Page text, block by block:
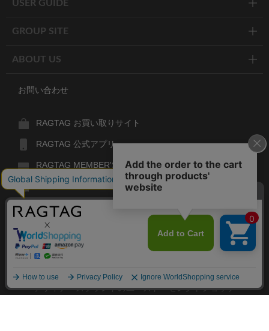
USER GUIDE
GROUP SITE
ABOUT US
お問い合わせ
RAGTAG お買い取りサイト
RAGTAG 公式アプリ
RAGTAG MEMBER'S CARD
RAGTAG MAGAZINE
RAGTAG Global
RAGTAG
デザイナーズブランドのユーズド・セレクトショップ